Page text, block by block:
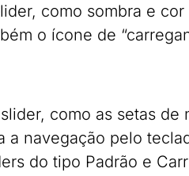
como sombra e
o ícone de
como as setas de
a navegação pelo
do tipo Padrão e